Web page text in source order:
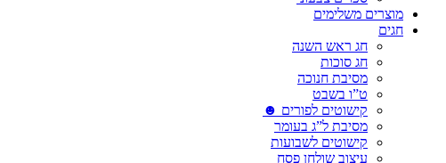
מוצרים משלימים
חגים
חג ראש השנה
חג סוכות
מסיבת חנוכה
ט”ו בשבט
קישוטים לפורים ☻
מסיבת ל”ג בעומר
קישוטים לשבועות
עיצוב שולחן פסח